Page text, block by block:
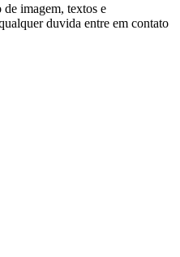
imagem, textos e
duvida entre em contato